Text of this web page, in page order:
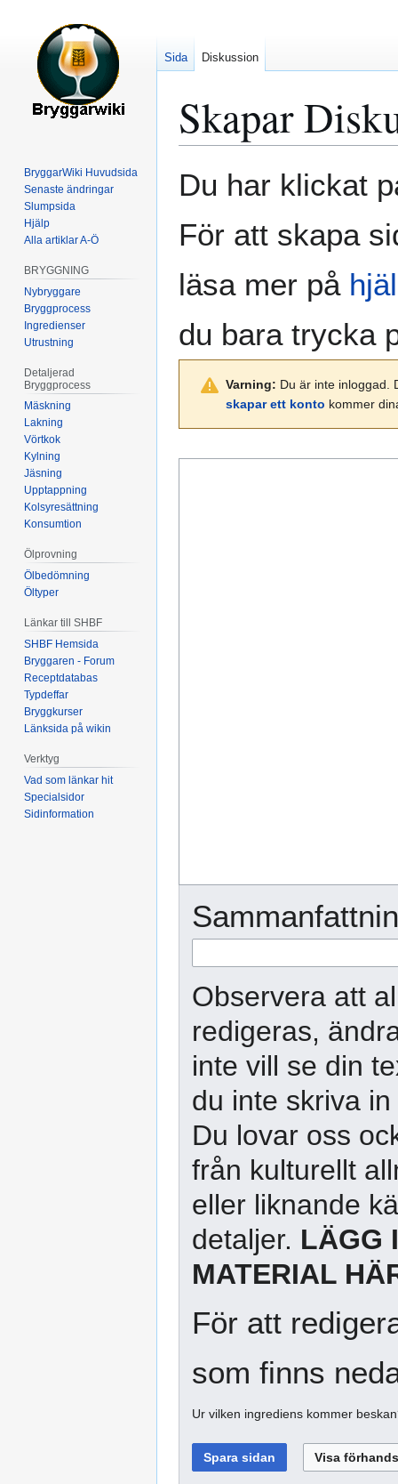
Skapar
Du har klickat
För att skapa
läsa mer på
du bara trycka
Varning: Du är inte inloggad.
skapar ett konto kommer
Observera att
redigeras,
inte vill se din
du inte skriva
Du lovar oss
från kulturellt
eller liknande
detaljer. LÄGG
MATERIAL
För att
som finns
Ur vilken ingrediens kommer
Sida Diskussion
BryggarWiki Huvudsida
Senaste ändringar
Slumpsida
Hjälp
Alla artiklar A-Ö
BRYGGNING
Nybryggare
Bryggprocess
Ingredienser
Utrustning
Detaljerad
Bryggprocess
Mäskning
Lakning
Vörtkok
Kylning
Jäsning
Upptappning
Kolsyresättning
Konsumtion
Ölprovning
Ölbedömning
Öltyper
Länkar till SHBF
SHBF Hemsida
Bryggaren - Forum
Receptdatabas
Typdeffar
Bryggkurser
Länksida på wikin
Verktyg
Vad som länkar hit
Specialsidor
Sidinformation